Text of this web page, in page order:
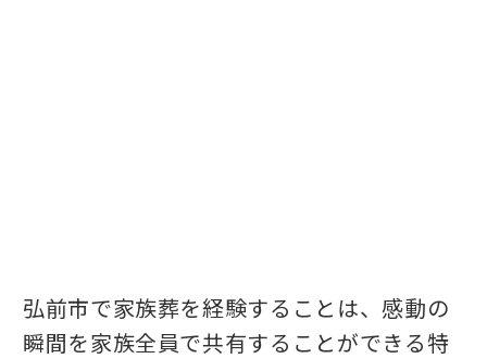
弘前市で家族葬を経験することは、感動の
瞬間を家族全員で共有することができる特